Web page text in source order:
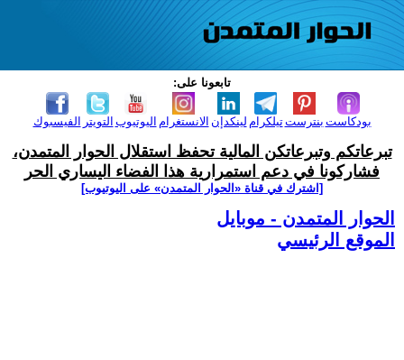
تابعونا على:
الفيسبوك التويتر اليوتيوب الانستغرام لينكدإن تيلكرامبنترست بودكاست
تبرعاتكم وتبرعاتكن المالية تحفظ استقلال الحوار المتمدن،
فشاركونا في دعم استمرارية هذا الفضاء اليساري الحر
[اشترك في قناة ‫«الحوار المتمدن» على اليوتيوب]
الحوار المتمدن - موبايل
الموقع الرئيسي